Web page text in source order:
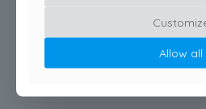
¿Alguna
Allow all